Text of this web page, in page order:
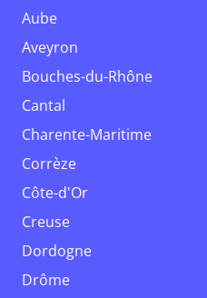
Aube
Aveyron
Bouches-du-Rhône
Cantal
Charente-Maritime
Corrèze
Côte-d'Or
Creuse
Dordogne
Drôme